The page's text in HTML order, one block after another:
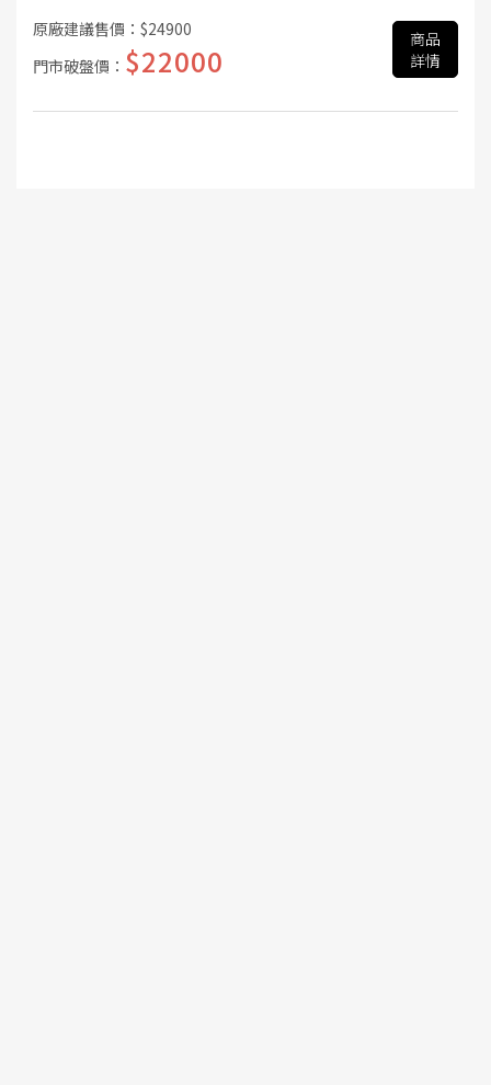
原廠建議售價： $24900
門市破盤價： $22000
商品
詳情